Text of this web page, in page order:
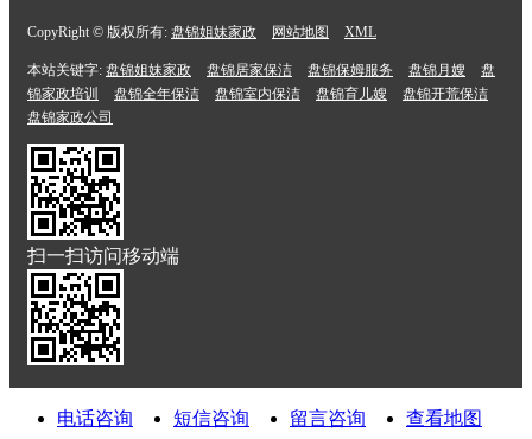
CopyRight © 版权所有: 盘锦姐妹家政 网站地图 XML
本站关键字: 盘锦姐妹家政 盘锦居家保洁 盘锦保姆服务 盘锦月嫂
盘
锦家政培训
盘锦全年保洁 盘锦室内保洁 盘锦育儿嫂
盘锦开荒保洁
盘锦家政公司
扫一扫访问移动端
电话咨询 短信咨询 留言咨询 查看地图